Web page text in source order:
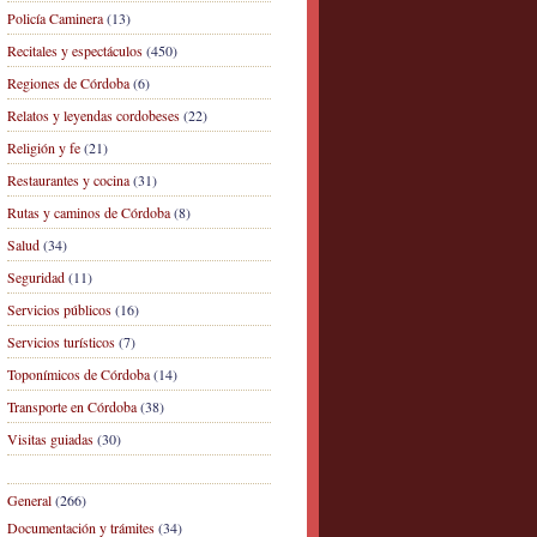
Policía Caminera(13)
Recitales y espectáculos(450)
Regiones de Córdoba(6)
Relatos y leyendas cordobeses(22)
Religión y fe(21)
Restaurantes y cocina(31)
Rutas y caminos de Córdoba(8)
Salud(34)
Seguridad(11)
Servicios públicos(16)
Servicios turísticos(7)
Toponímicos de Córdoba(14)
Transporte en Córdoba(38)
Visitas guiadas(30)
General(266)
Documentación y trámites(34)